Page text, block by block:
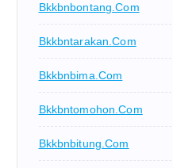
Bkkbnbontang.com
Bkkbntarakan.com
Bkkbnbima.com
Bkkbntomohon.com
Bkkbnbitung.com